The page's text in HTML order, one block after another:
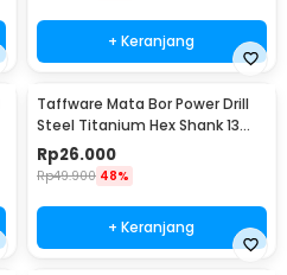
+ Keranjang
Taffware Mata Bor Power Drill
Steel Titanium Hex Shank 13
PCS - SV-VDB13
Rp26.000
Rp49.900 48%
+ Keranjang